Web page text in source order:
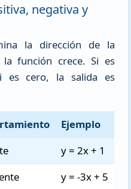
negativa y
la dirección de la
función crece. Si es
es cero, la salida es
Ejemplo
y = 2x + 1
y = -3x + 5